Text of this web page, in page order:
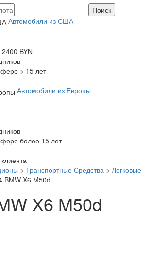
Автомобили из США
BYN
> 15 лет
Автомобили из Европы
более 15 лет
> Транспортные Средства > Легковые
BMW X6 M50d
X6 M50d